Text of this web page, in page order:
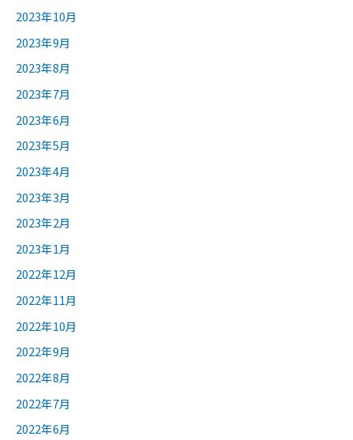
2023年10月
2023年9月
2023年8月
2023年7月
2023年6月
2023年5月
2023年4月
2023年3月
2023年2月
2023年1月
2022年12月
2022年11月
2022年10月
2022年9月
2022年8月
2022年7月
2022年6月